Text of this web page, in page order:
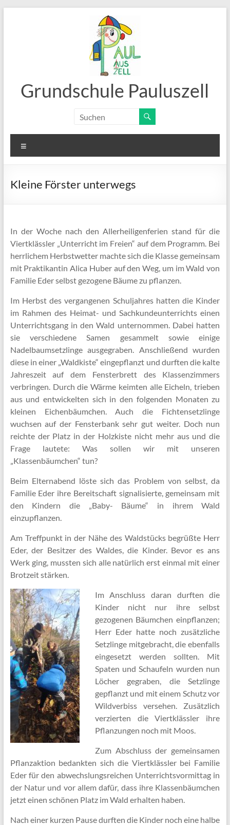
Grundschule Pauluszell
Kleine Förster unterwegs
In der Woche nach den Allerheiligenferien stand für die
Viertklässler „Unterricht im Freien“ auf dem Programm. Bei
herrlichem Herbstwetter machte sich die Klasse gemeinsam
mit Praktikantin Alica Huber auf den Weg, um im Wald von
Familie Eder selbst gezogene Bäume zu pflanzen.
Im Herbst des vergangenen Schuljahres hatten die Kinder
im Rahmen des Heimat- und Sachkundeunterrichts einen
Unterrichtsgang in den Wald unternommen. Dabei hatten
sie verschiedene Samen gesammelt sowie einige
Nadelbaumsetzlinge ausgegraben. Anschließend wurden
diese in einer „Waldkiste“ eingepflanzt und durften die kalte
Jahreszeit auf dem Fensterbrett des Klassenzimmers
verbringen. Durch die Wärme keimten alle Eicheln, trieben
aus und entwickelten sich in den folgenden Monaten zu
kleinen Eichenbäumchen. Auch die Fichtensetzlinge
wuchsen auf der Fensterbank sehr gut weiter. Doch nun
reichte der Platz in der Holzkiste nicht mehr aus und die
Frage lautete: Was sollen wir mit unseren
„Klassenbäumchen“ tun?
Beim Elternabend löste sich das Problem von selbst, da
Familie Eder ihre Bereitschaft signalisierte, gemeinsam mit
den Kindern die „Baby- Bäume“ in ihrem Wald
einzupflanzen.
Am Treffpunkt in der Nähe des Waldstücks begrüßte Herr
Eder, der Besitzer des Waldes, die Kinder. Bevor es ans
Werk ging, mussten sich alle natürlich erst einmal mit einer
Brotzeit stärken.
Im Anschluss daran durften die
Kinder nicht nur ihre selbst
gezogenen Bäumchen einpflanzen;
Herr Eder hatte noch zusätzliche
Setzlinge mitgebracht, die ebenfalls
eingesetzt werden sollten. Mit
Spaten und Schaufeln wurden nun
Löcher gegraben, die Setzlinge
gepflanzt und mit einem Schutz vor
Wildverbiss versehen. Zusätzlich
verzierten die Viertklässler ihre
Pflanzungen noch mit Moos.
Zum Abschluss der gemeinsamen
Pflanzaktion bedankten sich die Viertklässler bei Familie
Eder für den abwechslungsreichen Unterrichtsvormittag in
der Natur und vor allem dafür, dass ihre Klassenbäumchen
jetzt einen schönen Platz im Wald erhalten haben.
Nach einer kurzen Pause durften die Kinder noch eine halbe